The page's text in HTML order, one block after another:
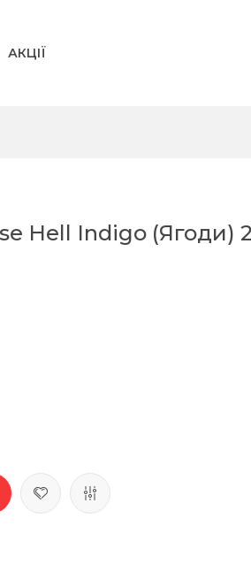
АКЦІЇ
Hell Indigo (Ягоди)